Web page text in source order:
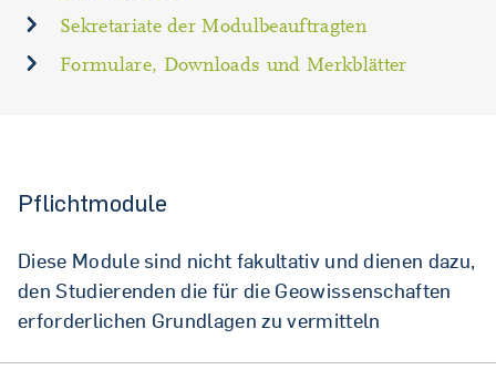
Sekretariate der Modulbeauftragten
Formulare, Downloads und Merkblätter
Pflichtmodule
Diese Module sind nicht fakultativ und dienen dazu,
den Studierenden die für die Geowissenschaften
erforderlichen Grundlagen zu vermitteln